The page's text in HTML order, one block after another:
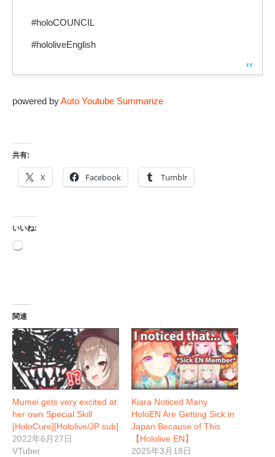
#holoCOUNCIL
#hololiveEnglish
powered byAuto Youtube Summarize
共有:
X Facebook Tumblr
いいね:
読
関連
Mumei gets very excited at
her own Special Skill
[HoloCure][Hololive/JP sub]
2022年6月27日
VTuber
Kiara Noticed Many
HoloEN Are Getting Sick in
Japan Because of This
【Hololive EN】
2025年3月18日